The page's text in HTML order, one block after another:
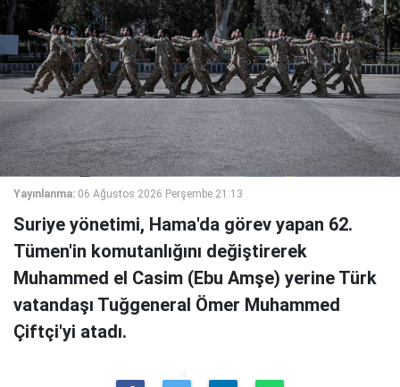
Yayınlanma: 06 Ağustos 2026 Perşembe 21:13
Suriye yönetimi, Hama'da görev yapan 62.
Tümen'in komutanlığını değiştirerek
Muhammed el Casim (Ebu Amşe) yerine Türk
vatandaşı Tuğgeneral Ömer Muhammed
Çiftçi'yi atadı.